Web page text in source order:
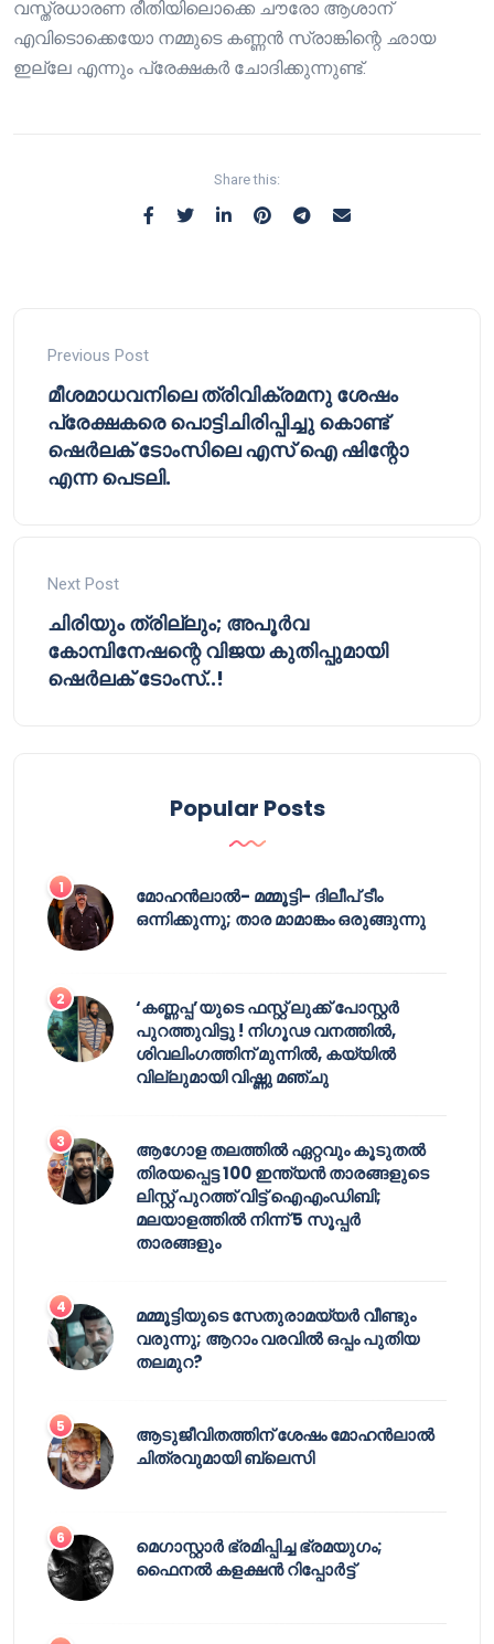
വസ്ത്രധാരണ രീതിയിലൊക്കെ ചൗരോ ആശാന്
എവിടൊക്കെയോ നമ്മുടെ കണ്ണൻ സ്രാങ്കിന്റെ ഛായ
ഇല്ലേ എന്നും പ്രേക്ഷകർ ചോദിക്കുന്നുണ്ട്.
Share this:
Previous Post
മീശമാധവനിലെ ത്രിവിക്രമനു ശേഷം
പ്രേക്ഷകരെ പൊട്ടിചിരിപ്പിച്ചു കൊണ്ട്
ഷെർലക് ടോംസിലെ എസ് ഐ ഷിന്റോ
എന്ന പെടലി.
Next Post
ചിരിയും ത്രില്ലും; അപൂർവ
കോമ്പിനേഷന്റെ വിജയ കുതിപ്പുമായി
ഷെർലക് ടോംസ്..!
Popular Posts
മോഹൻലാൽ- മമ്മൂട്ടി- ദിലീപ് ടീം
ഒന്നിക്കുന്നു; താര മാമാങ്കം ഒരുങ്ങുന്നു
‘കണ്ണപ്പ’യുടെ ഫസ്റ്റ് ലുക്ക് പോസ്റ്റർ
പുറത്തുവിട്ടു ! നിഗൂഢ വനത്തിൽ,
ശിവലിംഗത്തിന് മുന്നിൽ, കയ്യിൽ
വില്ലുമായി വിഷ്ണു മഞ്ചു
ആഗോള തലത്തിൽ ഏറ്റവും കൂടുതൽ
തിരയപ്പെട്ട 100 ഇന്ത്യൻ താരങ്ങളുടെ
ലിസ്റ്റ് പുറത്ത് വിട്ട് ഐഎംഡിബി;
മലയാളത്തിൽ നിന്ന് 5 സൂപ്പർ
താരങ്ങളും
മമ്മൂട്ടിയുടെ സേതുരാമയ്യർ വീണ്ടും
വരുന്നു; ആറാം വരവിൽ ഒപ്പം പുതിയ
തലമുറ?
ആടുജീവിതത്തിന് ശേഷം മോഹൻലാൽ
ചിത്രവുമായി ബ്ലെസി
മെഗാസ്റ്റാർ ഭ്രമിപ്പിച്ച ഭ്രമയുഗം;
ഫൈനൽ കളക്ഷൻ റിപ്പോർട്ട്